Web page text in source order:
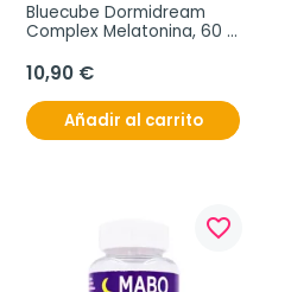
Bluecube Dormidream
Complex Melatonina, 60
10,90 €
Añadir al carrito
favorite_border